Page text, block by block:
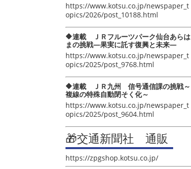
https://www.kotsu.co.jp/newspaper_t
opics/2026/post_10188.html
🔶連載 ＪＲフルーツパーク仙台あらは
まの挑戦―果実に託す復興と未来―
https://www.kotsu.co.jp/newspaper_t
opics/2025/post_9768.html
🔶連載 ＪＲ九州 信号通信課の挑戦～
複線の特殊自動閉そく化～
https://www.kotsu.co.jp/newspaper_t
opics/2025/post_9604.html
🎁交通新聞社 通販
https://zpgshop.kotsu.co.jp/